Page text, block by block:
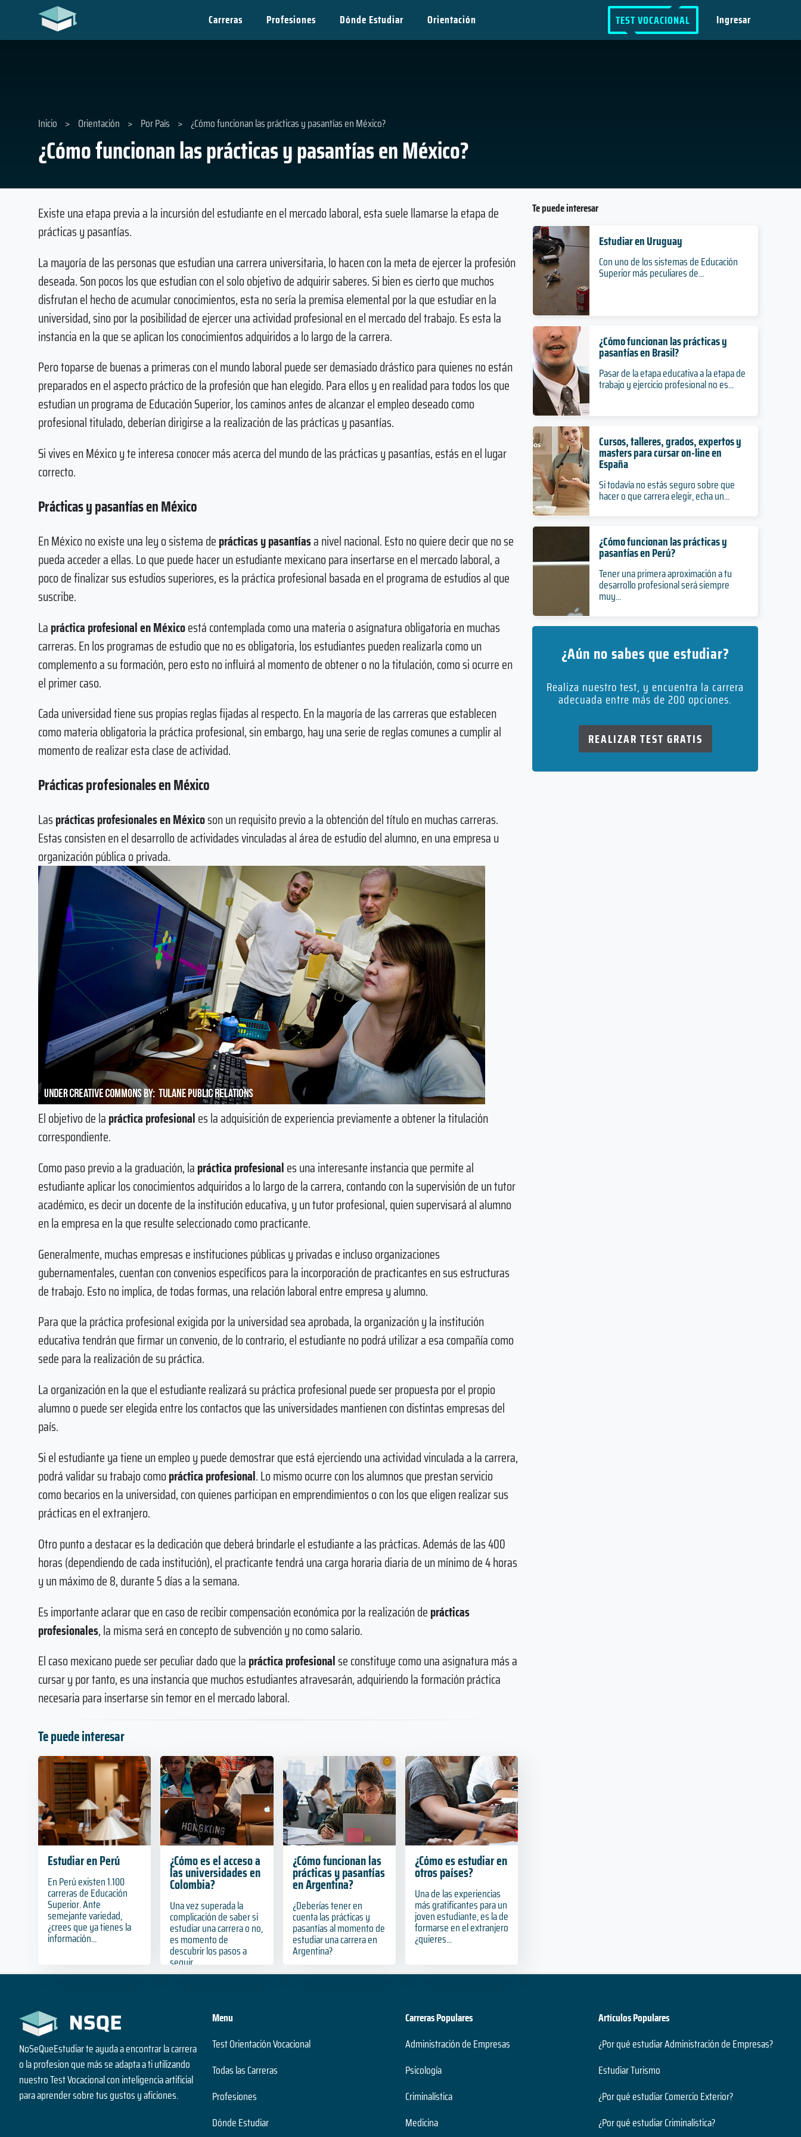
Carreras Profesiones Dónde Estudiar Orientación TEST VOCACIONAL Ingresar
¿Cómo funcionan las prácticas y pasantías en México?
Inicio > Orientación > Por País > ¿Cómo funcionan las prácticas y pasantías en México?
Existe una etapa previa a la incursión del estudiante en el mercado laboral, esta suele llamarse la etapa de
prácticas y pasantías.
La mayoría de las personas que estudian una carrera universitaria, lo hacen con la meta de ejercer la profesión
deseada. Son pocos los que estudian con el solo objetivo de adquirir saberes. Si bien es cierto que muchos
disfrutan el hecho de acumular conocimientos, esta no sería la premisa elemental por la que estudiar en la
universidad, sino por la posibilidad de ejercer una actividad profesional en el mercado del trabajo. Es esta la
instancia en la que se aplican los conocimientos adquiridos a lo largo de la carrera.
Pero toparse de buenas a primeras con el mundo laboral puede ser demasiado drástico para quienes no están
preparados en el aspecto práctico de la profesión que han elegido. Para ellos y en realidad para todos los que
estudian un programa de Educación Superior, los caminos antes de alcanzar el empleo deseado como
profesional titulado, deberían dirigirse a la realización de las prácticas y pasantías.
Si vives en México y te interesa conocer más acerca del mundo de las prácticas y pasantías, estás en el lugar
correcto.
Prácticas y pasantías en México
En México no existe una ley o sistema deprácticas y pasantíasa nivel nacional. Esto no quiere decir que no se
pueda acceder a ellas. Lo que puede hacer un estudiante mexicano para insertarse en el mercado laboral, a
poco de finalizar sus estudios superiores, es la práctica profesional basada en el programa de estudios al que
suscribe.
Lapráctica profesional en Méxicoestá contemplada como una materia o asignatura obligatoria en muchas
carreras. En los programas de estudio que no es obligatoria, los estudiantes pueden realizarla como un
complemento a su formación, pero esto no influirá al momento de obtener o no la titulación, como si ocurre en
el primer caso.
Cada universidad tiene sus propias reglas fijadas al respecto. En la mayoría de las carreras que establecen
como materia obligatoria la práctica profesional, sin embargo, hay una serie de reglas comunes a cumplir al
momento de realizar esta clase de actividad.
Prácticas profesionales en México
Lasprácticas profesionales en Méxicoson un requisito previo a la obtención del título en muchas carreras.
Estas consisten en el desarrollo de actividades vinculadas al área de estudio del alumno, en una empresa u
organización pública o privada.
El objetivo de lapráctica profesionales la adquisición de experiencia previamente a obtener la titulación
correspondiente.
Como paso previo a la graduación, lapráctica profesionales una interesante instancia que permite al
estudiante aplicar los conocimientos adquiridos a lo largo de la carrera, contando con la supervisión de un tutor
académico, es decir un docente de la institución educativa, y un tutor profesional, quien supervisará al alumno
en la empresa en la que resulte seleccionado como practicante.
Generalmente, muchas empresas e instituciones públicas y privadas e incluso organizaciones
gubernamentales, cuentan con convenios específicos para la incorporación de practicantes en sus estructuras
de trabajo. Esto no implica, de todas formas, una relación laboral entre empresa y alumno.
Para que la práctica profesional exigida por la universidad sea aprobada, la organización y la institución
educativa tendrán que firmar un convenio, de lo contrario, el estudiante no podrá utilizar a esa compañía como
sede para la realización de su práctica.
La organización en la que el estudiante realizará su práctica profesional puede ser propuesta por el propio
alumno o puede ser elegida entre los contactos que las universidades mantienen con distintas empresas del
país.
Si el estudiante ya tiene un empleo y puede demostrar que está ejerciendo una actividad vinculada a la carrera,
podrá validar su trabajo comopráctica profesional. Lo mismo ocurre con los alumnos que prestan servicio
como becarios en la universidad, con quienes participan en emprendimientos o con los que eligen realizar sus
prácticas en el extranjero.
Otro punto a destacar es la dedicación que deberá brindarle el estudiante a las prácticas. Además de las 400
horas (dependiendo de cada institución), el practicante tendrá una carga horaria diaria de un mínimo de 4 horas
y un máximo de 8, durante 5 días a la semana.
Es importante aclarar que en caso de recibir compensación económica por la realización deprácticas
profesionales, la misma será en concepto de subvención y no como salario.
El caso mexicano puede ser peculiar dado que lapráctica profesionalse constituye como una asignatura más a
cursar y por tanto, es una instancia que muchos estudiantes atravesarán, adquiriendo la formación práctica
necesaria para insertarse sin temor en el mercado laboral.
Te puede interesar
Estudiar en Perú
En Perú existen 1.100
carreras de Educación
Superior. Ante
semejante variedad,
¿crees que ya tienes la
información...
¿Cómo es el acceso a
las universidades en
Colombia?
Una vez superada la
complicación de saber si
estudiar una carrera o no,
es momento de
descubrir los pasos a
seguir...
¿Cómo funcionan las
prácticas y pasantías
en Argentina?
¿Deberías tener en
cuenta las prácticas y
pasantías al momento de
estudiar una carrera en
Argentina?
¿Cómo es estudiar en
otros países?
Una de las experiencias
más gratificantes para un
joven estudiante, es la de
formarse en el extranjero
¿quieres...
Te puede interesar
Estudiar en Uruguay
Con uno de los sistemas de Educación
Superior más peculiares de...
¿Cómo funcionan las prácticas y
pasantías en Brasil?
Pasar de la etapa educativa a la etapa de
trabajo y ejercicio profesional no es...
Cursos, talleres, grados, expertos y
masters para cursar on-line en
España
Si todavía no estás seguro sobre que
hacer o que carrera elegir, echa un...
¿Cómo funcionan las prácticas y
pasantías en Perú?
Tener una primera aproximación a tu
desarrollo profesional será siempre
muy...
¿Aún no sabes que estudiar?
Realiza nuestro test, y encuentra la carrera
adecuada entre más de 200 opciones.
REALIZAR TEST GRATIS
NoSeQueEstudiar te ayuda a encontrar la carrera
o la profesion que más se adapta a ti utilizando
nuestro Test Vocacional con inteligencia artificial
para aprender sobre tus gustos y aficiones.
Menu
Test Orientación Vocacional
Todas las Carreras
Profesiones
Dónde Estudiar
Carreras Populares
Administración de Empresas
Psicología
Criminalística
Medicina
Artículos Populares
¿Por qué estudiar Administración de Empresas?
Estudiar Turismo
¿Por qué estudiar Comercio Exterior?
¿Por qué estudiar Criminalística?